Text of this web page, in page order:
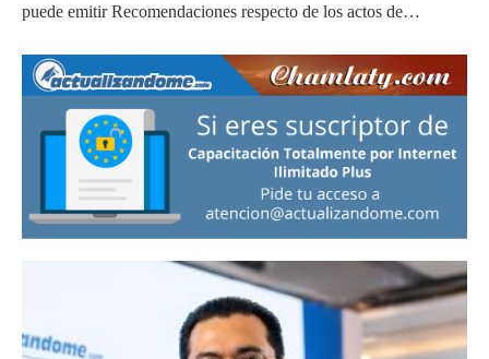
puede emitir Recomendaciones respecto de los actos de…